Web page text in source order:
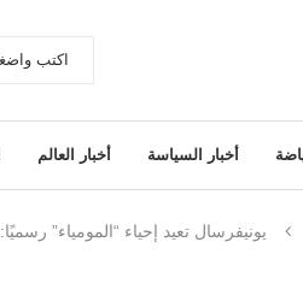
أخبار السياسة أخبار العالم
يونيفرسال تعيد إحياء “المومياء” رسميًا: